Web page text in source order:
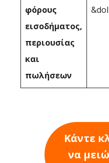
φόρους
εισοδήματος,
περιουσίας
και
πωλήσεων
Κάντε
να